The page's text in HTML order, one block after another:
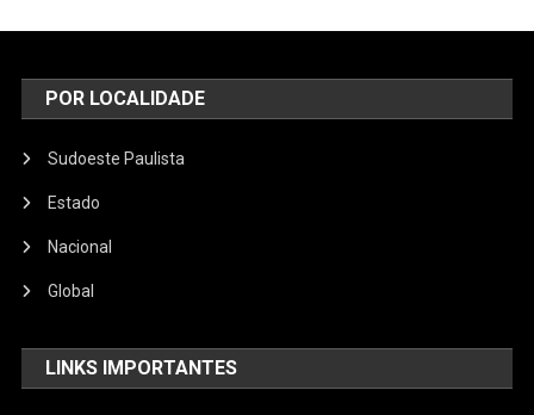
POR LOCALIDADE
Sudoeste Paulista
Estado
Nacional
Global
LINKS IMPORTANTES